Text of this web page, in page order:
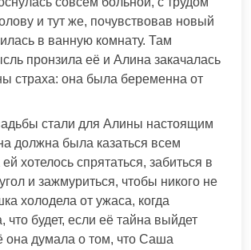
и тут же, почувствовав новый
в ванную комнату. Там
пронзила её и Алина закачалась
страха: она была беременна от
стали для Алины настоящим
должна была казаться всем
хотелось спрятаться, забиться в
и зажмуриться, чтобы никого не
холодела от ужаса, когда
что будет, если её тайна выйдет
она думала о том, что Саша